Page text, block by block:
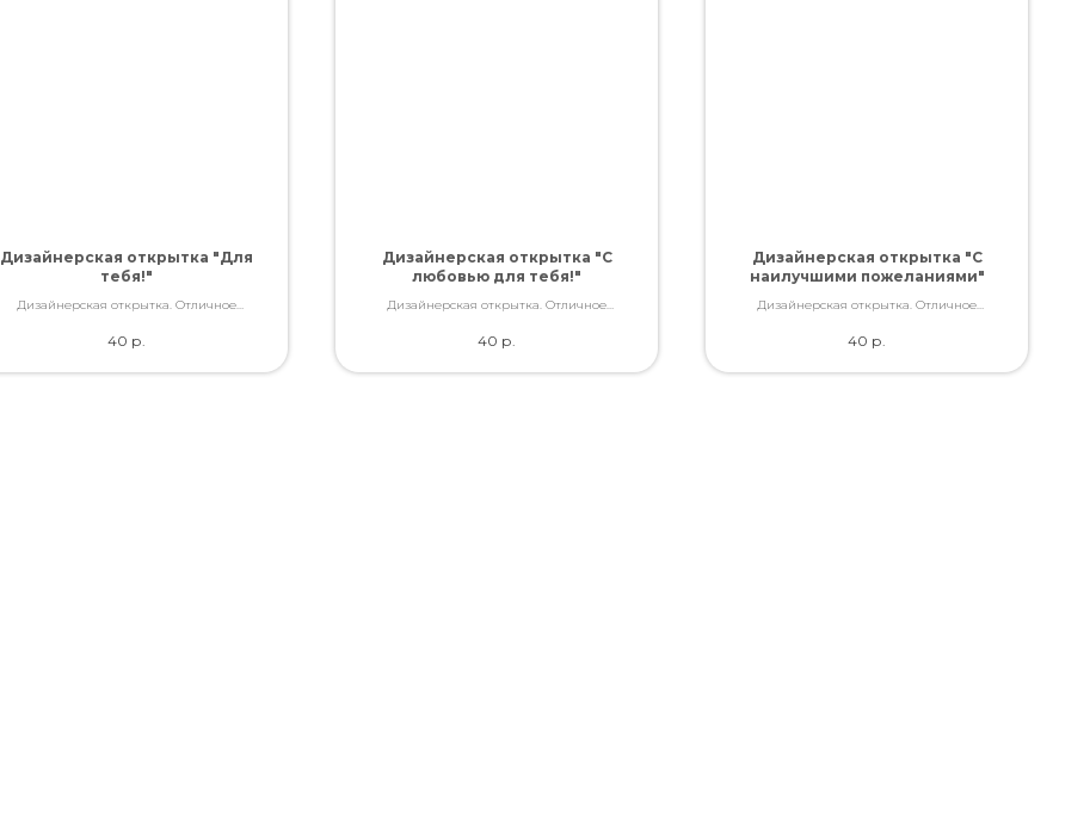
Дизайнерская открытка "Для
тебя!"
Дизайнерская открытка. Отличное
Вы так хотели сказать.
40 р.
Дизайнерская открытка "С
любовью для тебя!"
Дизайнерская открытка. Отличное
Вы так хотели сказать.
40 р.
Дизайнерская открытка "С
наилучшими пожеланиями"
Дизайнерская открытка. Отличное
Вы так хотели сказать.
40 р.